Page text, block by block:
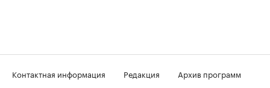
Контактная информация Редакция
Архив программ